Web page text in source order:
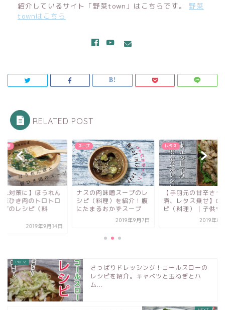
紹介しているサイト「野菜town」はこちらです。 野菜
townはこちら
RELATED POST
の肉味噌スープのレ
（料理）を紹介！腹
るおかずスープ
レタス
【手羽元の甘辛さっぱり
煮、レタス乗せ】のレシ
ピ（料理）｜子供も...
2019年8月30日
ほうれん草
【疲れ対策に】ほう
草と豚ひき肉のトロ
スープのレシピ（料
さっぱりドレッシング！コールスローの
レシピを紹介。キャベツと玉ねぎとハ
ム...